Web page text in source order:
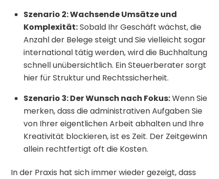
Szenario 2: Wachsende Umsätze und
Komplexität:Sobald Ihr Geschäft wächst, die
Anzahl der Belege steigt und Sie vielleicht sogar
international tätig werden, wird die Buchhaltung
schnell unübersichtlich. Ein Steuerberater sorgt
hier für Struktur und Rechtssicherheit.
Szenario 3: Der Wunsch nach Fokus:Wenn Sie
merken, dass die administrativen Aufgaben Sie
von Ihrer eigentlichen Arbeit abhalten und Ihre
Kreativität blockieren, ist es Zeit. Der Zeitgewinn
allein rechtfertigt oft die Kosten.
In der Praxis hat sich immer wieder gezeigt, dass